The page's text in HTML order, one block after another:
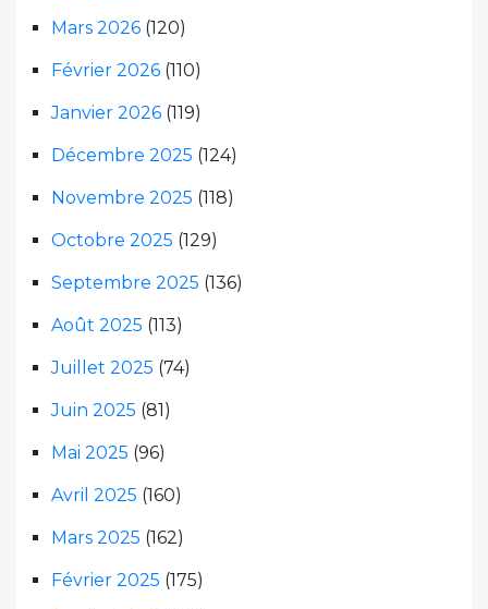
Mars 2026 (120)
Février 2026 (110)
Janvier 2026 (119)
Décembre 2025 (124)
Novembre 2025 (118)
Octobre 2025 (129)
Septembre 2025 (136)
Août 2025 (113)
Juillet 2025 (74)
Juin 2025 (81)
Mai 2025 (96)
Avril 2025 (160)
Mars 2025 (162)
Février 2025 (175)